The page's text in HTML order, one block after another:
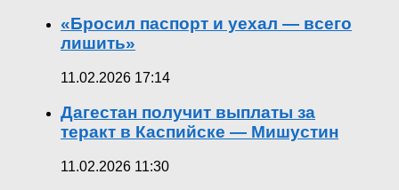
«Бросил паспорт и уехал — всего
лишить»
11.02.2026 17:14
Дагестан получит выплаты за
теракт в Каспийске — Мишустин
11.02.2026 11:30